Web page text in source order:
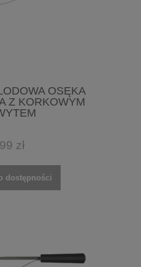
OSĘKA
Z KORKOWYM
zł
dostępności